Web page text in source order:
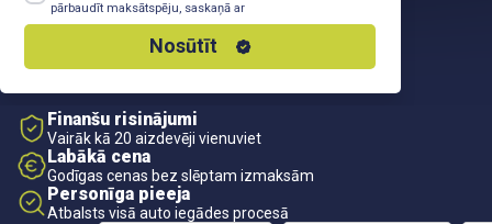
pārbaudīt maksātspēju, saskaņā ar
Nosūtīt
Finanšu risinājumi
Vairāk kā 20 aizdevēji vienuviet
Labākā cena
Godīgas cenas bez slēptam izmaksām
Personīga pieeja
Atbalsts visā auto iegādes procesā